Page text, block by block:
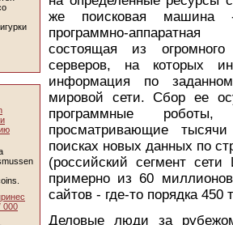
000
же поисковая машина
программно-
состоящая из огромного
серверов, на которых
информация по
мировой сети. Сбор ее
программные роботы,
просматривающие
поисках новых данных по
(российский сегмент
примерно из 60
сайтов - где-то порядка 450
Деловые люди за